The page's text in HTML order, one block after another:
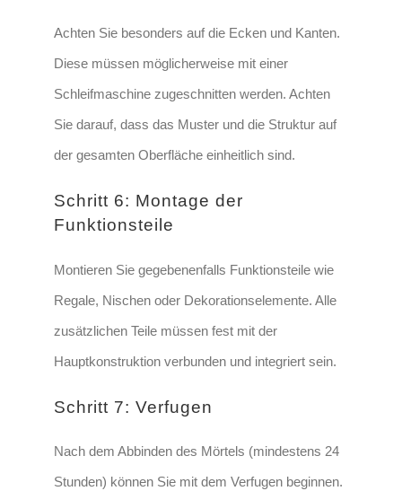
Achten Sie besonders auf die Ecken und Kanten.
Diese müssen möglicherweise mit einer
Schleifmaschine zugeschnitten werden. Achten
Sie darauf, dass das Muster und die Struktur auf
der gesamten Oberfläche einheitlich sind.
Schritt 6: Montage der
Funktionsteile
Montieren Sie gegebenenfalls Funktionsteile wie
Regale, Nischen oder Dekorationselemente. Alle
zusätzlichen Teile müssen fest mit der
Hauptkonstruktion verbunden und integriert sein.
Schritt 7: Verfugen
Nach dem Abbinden des Mörtels (mindestens 24
Stunden) können Sie mit dem Verfugen beginnen.